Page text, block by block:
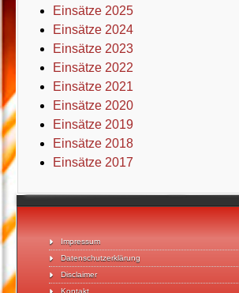
Impressum
Datenschutzerklärung
Disclaimer
Kontakt
Einsätze 2025
Einsätze 2024
Einsätze 2023
Einsätze 2022
Einsätze 2021
Einsätze 2020
Einsätze 2019
Einsätze 2018
Einsätze 2017